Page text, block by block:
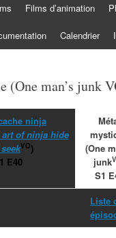
Films d’animation
Calendrier
(One man’s junk
ninja
of ninja hide
VO)
E40
(One
junk
S1
Liste